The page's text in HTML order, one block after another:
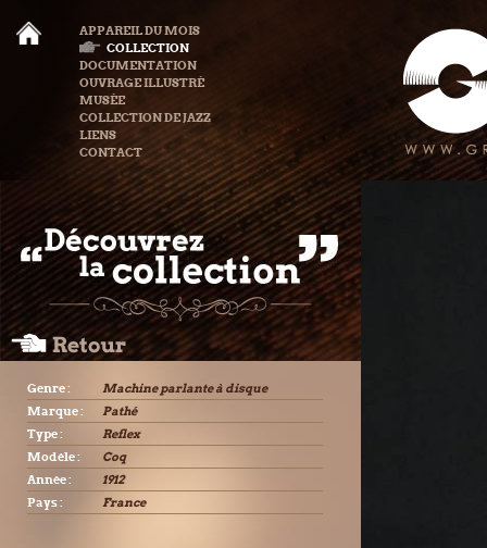
APPAREIL DU MOIS
COLLECTION
DOCUMENTATION
OUVRAGE ILLUSTRÉ
MUSÉE
COLLECTION DE JAZZ
LIENS
CONTACT
Genre :
Machine parlante à disque
Marque :
Pathé
Type :
Reflex
Modèle :
Coq
Année :
1912
Pays :
France